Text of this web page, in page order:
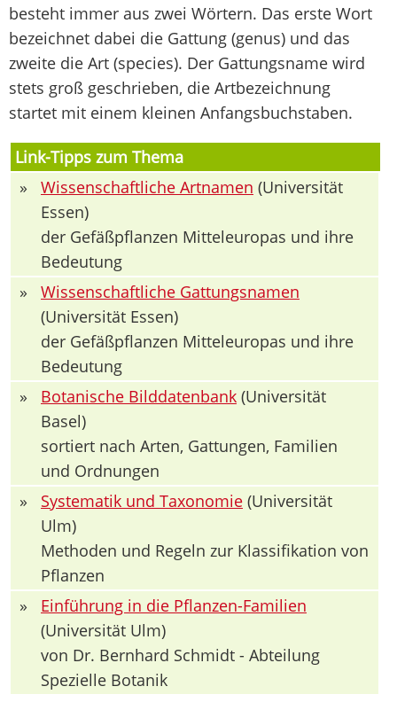
besteht immer aus zwei Wörtern. Das erste Wort
bezeichnet dabei die Gattung (genus) und das
zweite die Art (species). Der Gattungsname wird
stets groß geschrieben, die Artbezeichnung
startet mit einem kleinen Anfangsbuchstaben.
Link-Tipps zum Thema
»
Wissenschaftliche Artnamen (Universität
Essen)
der Gefäßpflanzen Mitteleuropas und ihre
Bedeutung
»
Wissenschaftliche Gattungsnamen
(Universität Essen)
der Gefäßpflanzen Mitteleuropas und ihre
Bedeutung
»
Botanische Bilddatenbank (Universität
Basel)
sortiert nach Arten, Gattungen, Familien
und Ordnungen
»
Systematik und Taxonomie (Universität
Ulm)
Methoden und Regeln zur Klassifikation von
Pflanzen
»
Einführung in die Pflanzen-Familien
(Universität Ulm)
von Dr. Bernhard Schmidt - Abteilung
Spezielle Botanik